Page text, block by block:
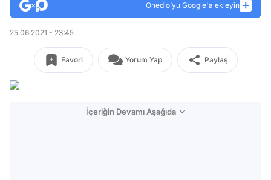
Onedio’yu Google'a ekleyin
25.06.2021 - 23:45
Favori Yorum Yap Paylaş
İçeriğin Devamı Aşağıda